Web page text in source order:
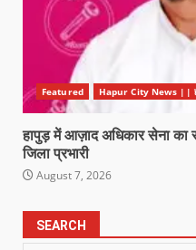
Featured Hapur City News ||
हापुड़ में आज़ाद अधिकार सेना का
जिला प्रभारी
August 7, 2026
SEARCH